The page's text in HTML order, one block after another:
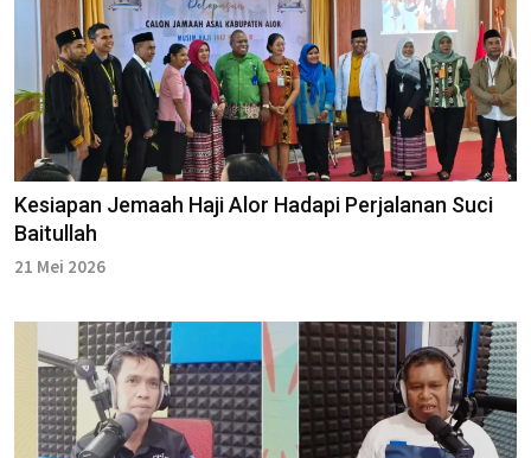
Kesiapan Jemaah Haji Alor Hadapi Perjalanan Suci
Baitullah
21 Mei 2026